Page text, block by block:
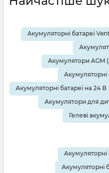
Акумуляторні батареї
Акумулятори AGM
Акумуляторні
Акумуляторні батареї на 24 В
Акумулятори для
Гелеві
Акумуляторні
Акумуляторні